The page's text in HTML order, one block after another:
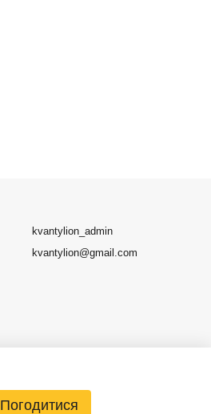
kvantylion_admin
kvantylion@gmail.com
Погодитися